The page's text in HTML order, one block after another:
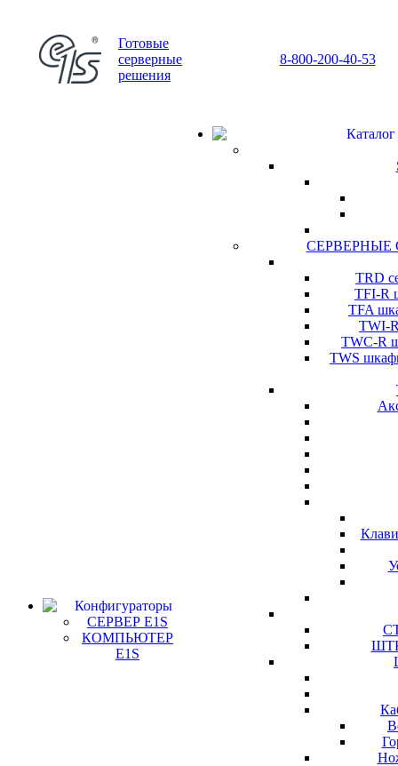
Готовые
серверные
решения
8-800-200-40-53
Конфигураторы
СЕРВЕР E1S
КОМПЬЮТЕР
E1S
TRD
TFI-R
TFA
TWI-
TWC-R
TWS